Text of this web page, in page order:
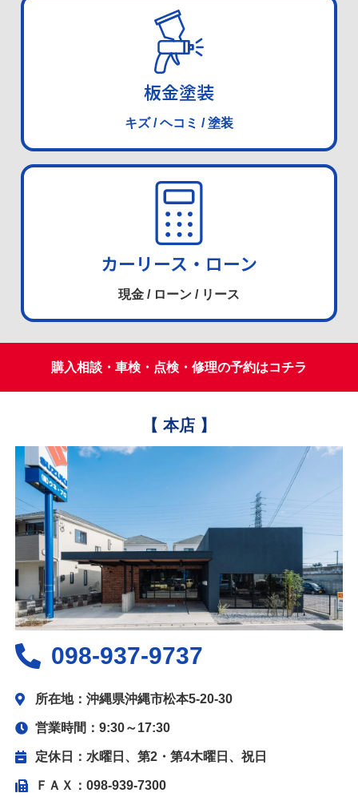
板金塗装
キズ / ヘコミ / 塗装
カーリース・ローン
現金 / ローン / リース
購入相談・車検・点検・修理の予約はコチラ
【 本店 】
098-937-9737
所在地：沖縄県沖縄市松本5-20-30
営業時間：9:30～17:30
定休日：水曜日、第2・第4木曜日、祝日
ＦＡＸ：098-939-7300